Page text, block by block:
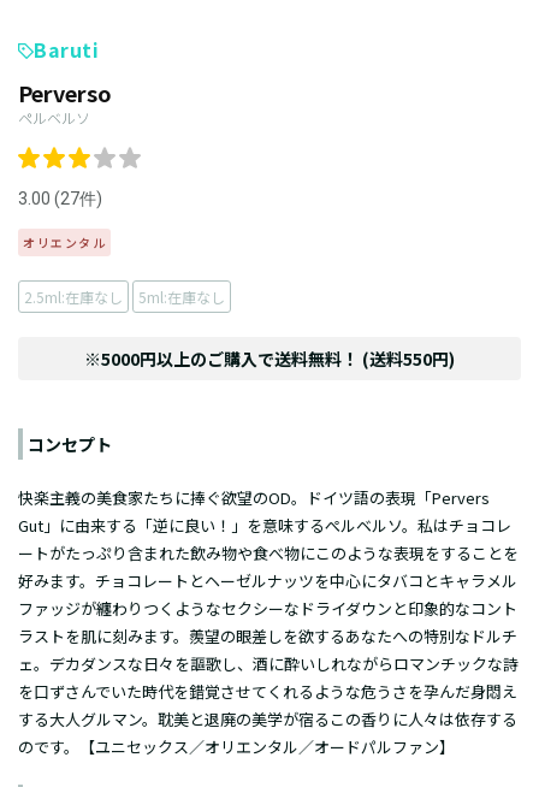
Baruti
Perverso
ペルベルソ
3.00 (27件)
オリエンタル
2.5ml:在庫なし 5ml:在庫なし
※5000円以上のご購入で送料無料！ (送料550円)
コンセプト
快楽主義の美食家たちに捧ぐ欲望のOD。ドイツ語の表現「Pervers
Gut」に由来する「逆に良い！」を意味するぺルベルソ。私はチョコレ
ートがたっぷり含まれた飲み物や食べ物にこのような表現をすることを
好みます。チョコレートとヘーゼルナッツを中心にタバコとキャラメル
ファッジが纏わりつくようなセクシーなドライダウンと印象的なコント
ラストを肌に刻みます。羨望の眼差しを欲するあなたへの特別なドルチ
ェ。デカダンスな日々を謳歌し、酒に酔いしれながらロマンチックな詩
を口ずさんでいた時代を錯覚させてくれるような危うさを孕んだ身悶え
する大人グルマン。耽美と退廃の美学が宿るこの香りに人々は依存する
のです。【ユニセックス／オリエンタル／オードパルファン】